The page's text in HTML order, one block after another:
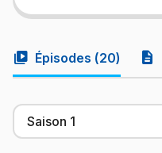
video_library Épisodes (20) description